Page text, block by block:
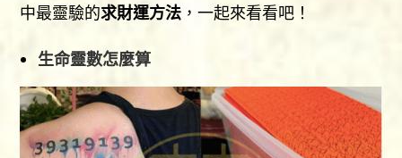
中最靈驗的求財運方法 ，一起來看看吧！
生命靈數怎麼算